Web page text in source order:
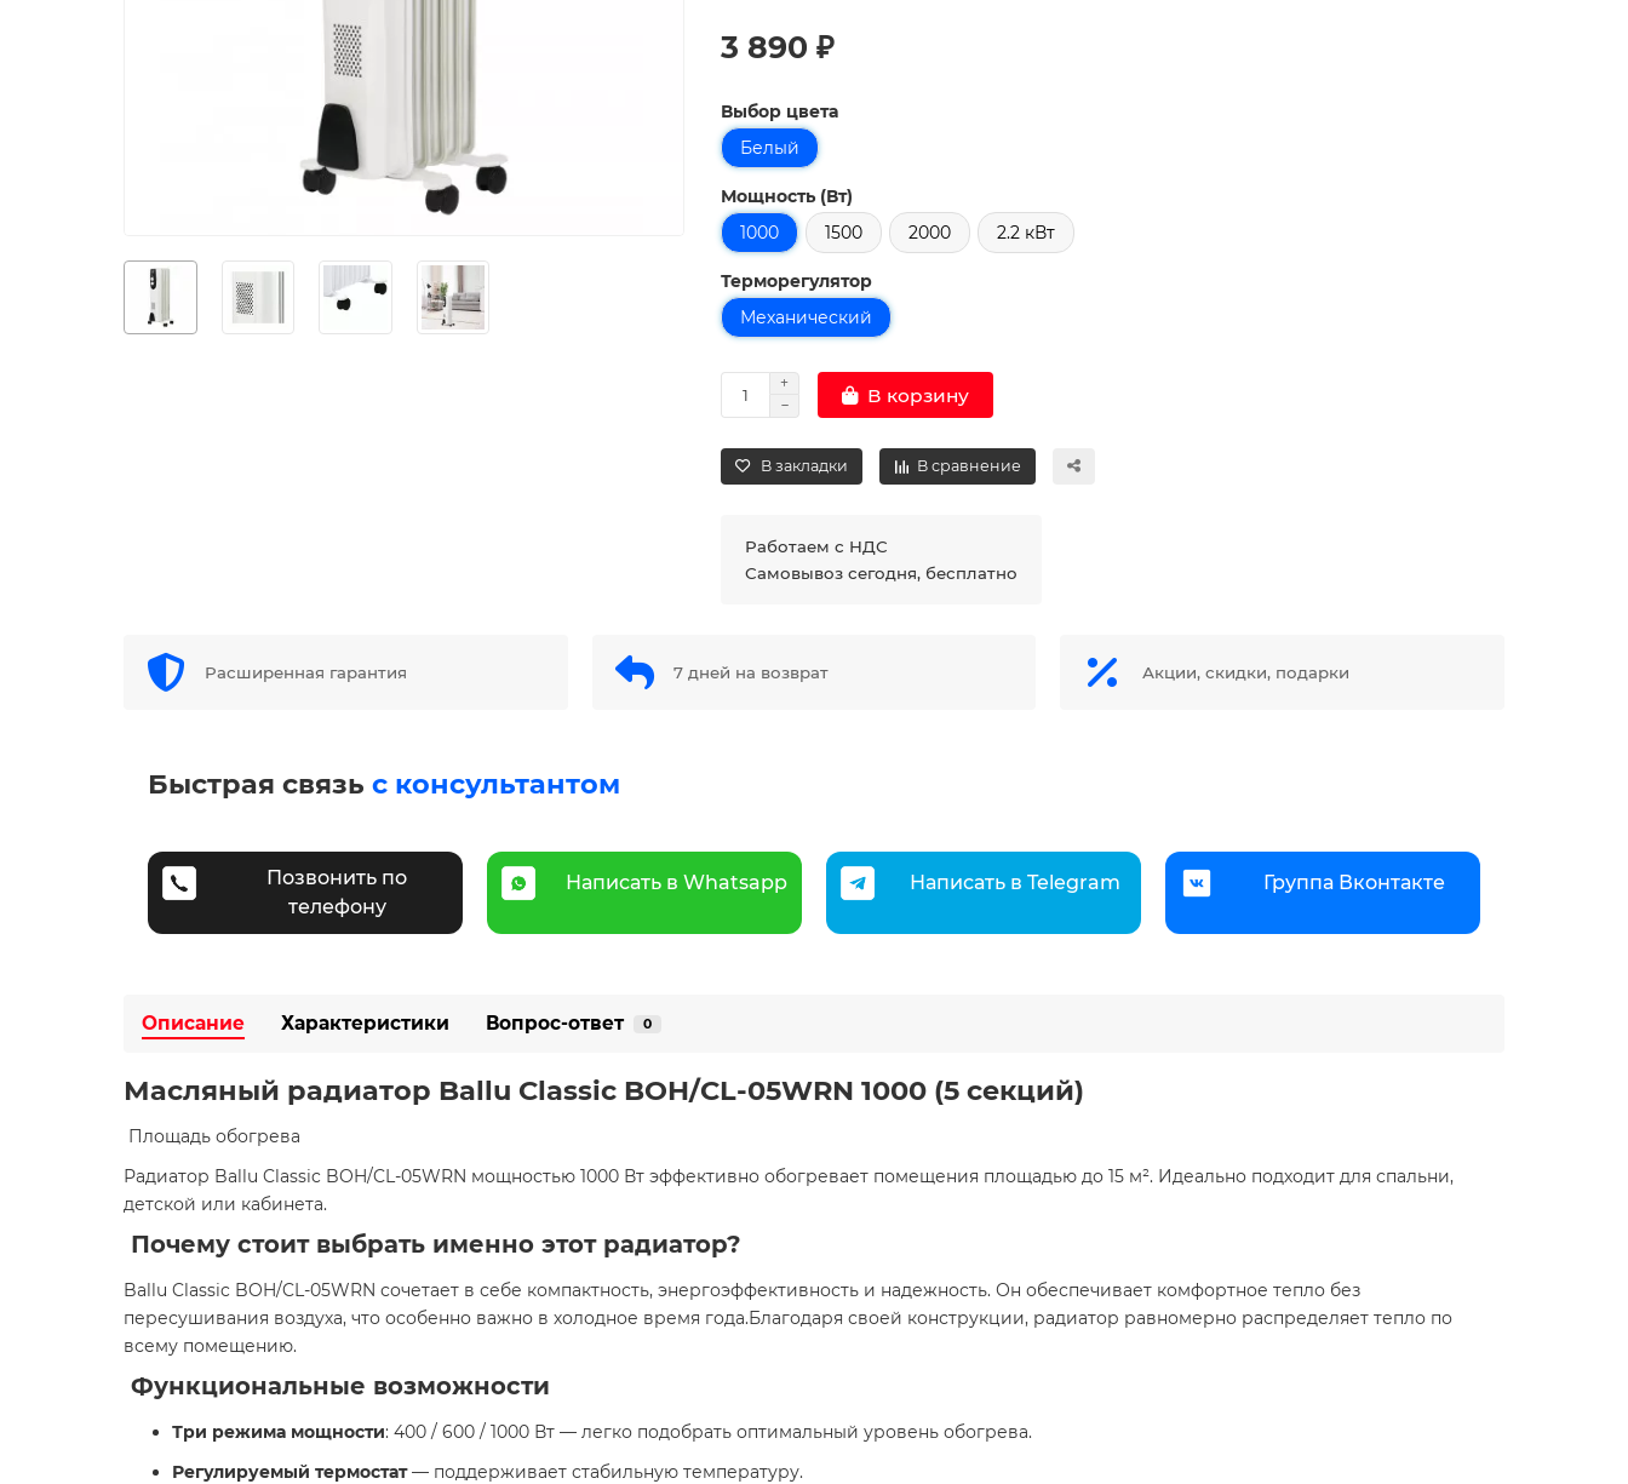
3 890 ₽
Выбор цвета
Белый
Мощность (Вт)
1000
1500 2000 2.2 кВт
Терморегулятор
Механический
В корзину
В закладки В сравнение
Работаем с НДС
Самовывоз сегодня, бесплатно
Расширенная гарантия 7 дней на возврат Акции, скидки, подарки
Быстрая связь с консультантом
Позвонить по
телефону
Написать в Whatsapp Написать в Telegram Группа Вконтакте
Описание Характеристики Вопрос-ответ 0
Масляный радиатор Ballu Classic BOH/CL-05WRN 1000 (5 секций)
​ Площадь обогрева
Радиатор Ballu Classic BOH/CL-05WRN мощностью 1000 Вт эффективно обогревает помещения площадью до 15 м². Идеально подходит для спальни,
детской или кабинета.​
Почему стоит выбрать именно этот радиатор?
Ballu Classic BOH/CL-05WRN сочетает в себе компактность, энергоэффективность и надежность. Он обеспечивает комфортное тепло без
пересушивания воздуха, что особенно важно в холодное время года.Благодаря своей конструкции, радиатор равномерно распределяет тепло по
всему помещению.​
Функциональные возможности
Три режима мощности: 400 / 600 / 1000 Вт — легко подобрать оптимальный уровень обогрева.
Регулируемый термостат— поддерживает стабильную температуру.